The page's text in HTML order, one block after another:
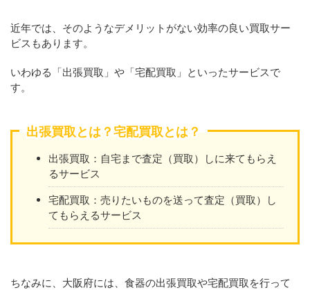
近年では、そのようなデメリットがない効率の良い買取サー
ビスもあります。
いわゆる「出張買取」や「宅配買取」といったサービスで
す。
出張買取とは？宅配買取とは？
出張買取：自宅まで査定（買取）しに来てもらえ
るサービス
宅配買取：売りたいものを送って査定（買取）し
てもらえるサービス
ちなみに、大阪府には、食器の出張買取や宅配買取を行って